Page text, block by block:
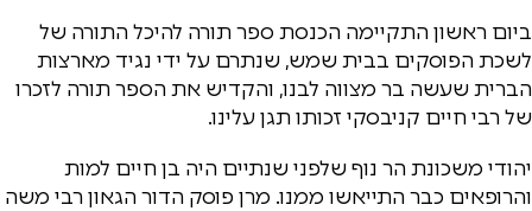
ביום ראשון התקיימה הכנסת ספר תורה להיכל התורה של
לשכת הפוסקים בבית שמש, שנתרם על ידי נגיד מארצות
הברית שעשה בר מצווה לבנו, והקדיש את הספר תורה לזכרו
של רבי חיים קניבסקי זכותו תגן עלינו.
יהודי משכונת הר נוף שלפני שנתיים היה בן חיים למות
והרופאים כבר התייאשו ממנו. מרן פוסק הדור הגאון רבי משה